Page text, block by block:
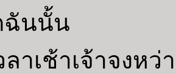
ฉันนั้น
ลาเช้าเจ้าจงห